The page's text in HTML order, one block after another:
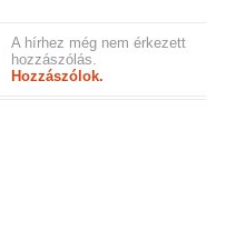
A hírhez még nem érkezett
hozzászólás.
Hozzászólok.